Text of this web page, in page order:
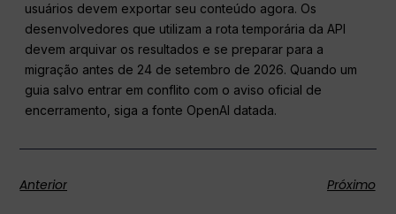
usuários devem exportar seu conteúdo agora. Os
desenvolvedores que utilizam a rota temporária da API
devem arquivar os resultados e se preparar para a
migração antes de 24 de setembro de 2026. Quando um
guia salvo entrar em conflito com o aviso oficial de
encerramento, siga a fonte OpenAI datada.
Anterior Próximo